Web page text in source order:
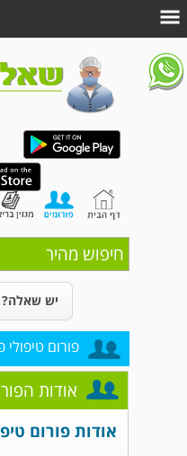
חיפוש מהיר
יש שאלה?
פורום טיפולי
אודות
אודות פורום